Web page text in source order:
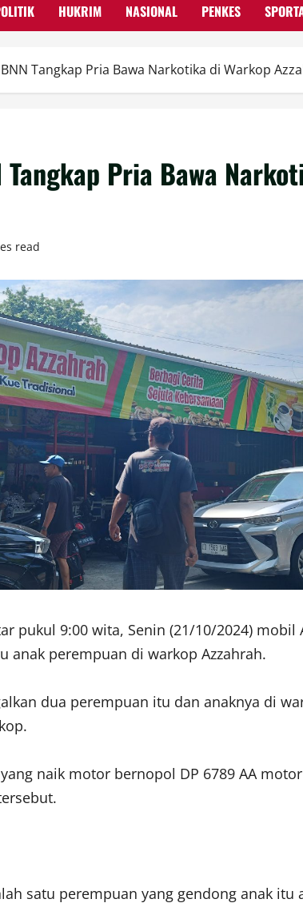
HUKRIM NASIONAL PENKES
Tangkap Pria Bawa Narkotika di Warkop
Pria Bawa
read
pukul 9:00 wita, Senin (21/10/2024)
anak perempuan di warkop Azzahrah.
dua perempuan itu dan anaknya di
naik motor bernopol DP 6789 AA
satu perempuan yang gendong anak itu